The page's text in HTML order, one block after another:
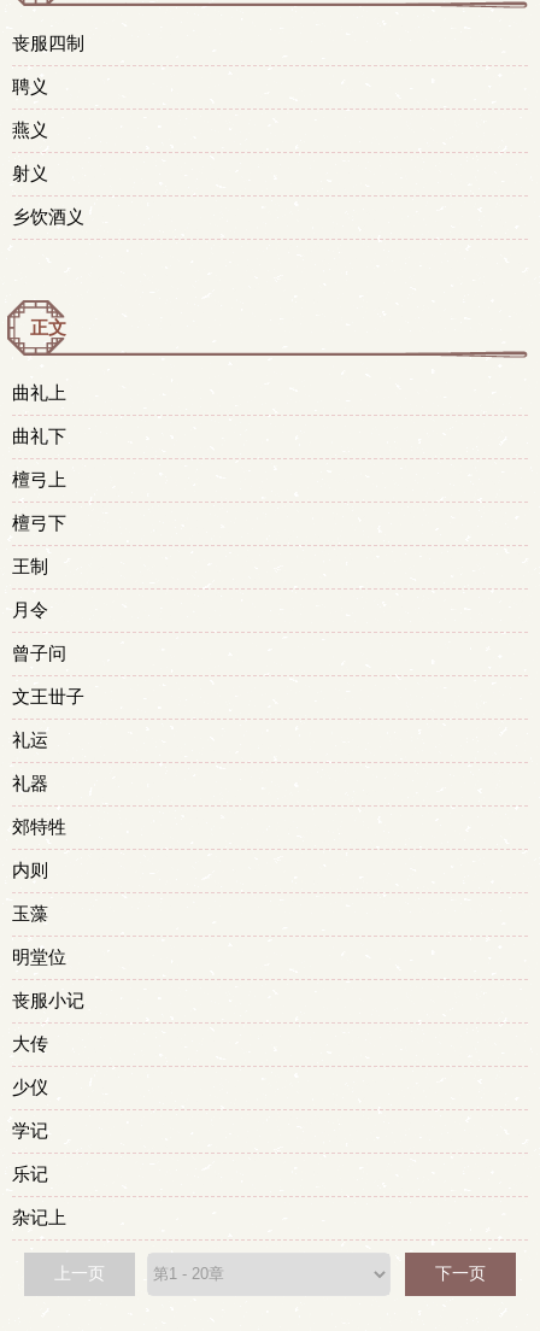
丧服四制
聘义
燕义
射义
乡饮酒义
正文
曲礼上
曲礼下
檀弓上
檀弓下
王制
月令
曾子问
文王丗子
礼运
礼器
郊特牲
内则
玉藻
明堂位
丧服小记
大传
少仪
学记
乐记
杂记上
上一页 下一页